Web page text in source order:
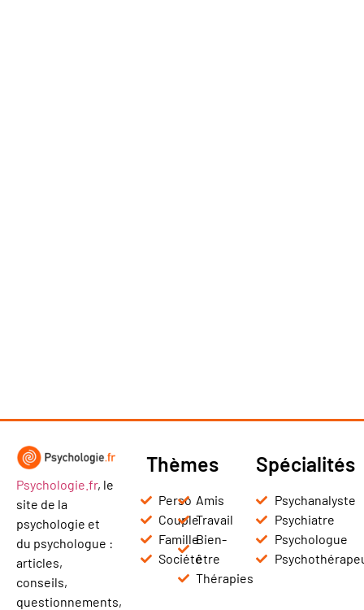
Psychologie.fr, le
site de la
psychologie et
du psychologue :
articles,
conseils,
questionnements,
Thèmes
Perso
Couple
Famille
Société
Amis
Travail
Bien-
être
Thérapies
Spécialités
Psychanalyste
Psychiatre
Psychologue